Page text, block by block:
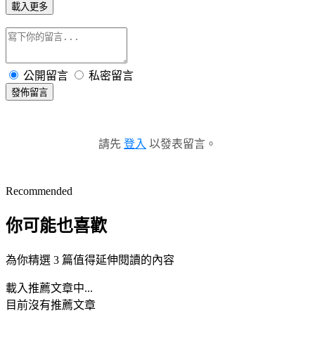
載入更多
公開留言 私密留言
發佈留言
請先 登入 以發表留言。
Recommended
你可能也喜歡
為你精選 3 篇值得延伸閱讀的內容
載入推薦文章中...
目前沒有推薦文章